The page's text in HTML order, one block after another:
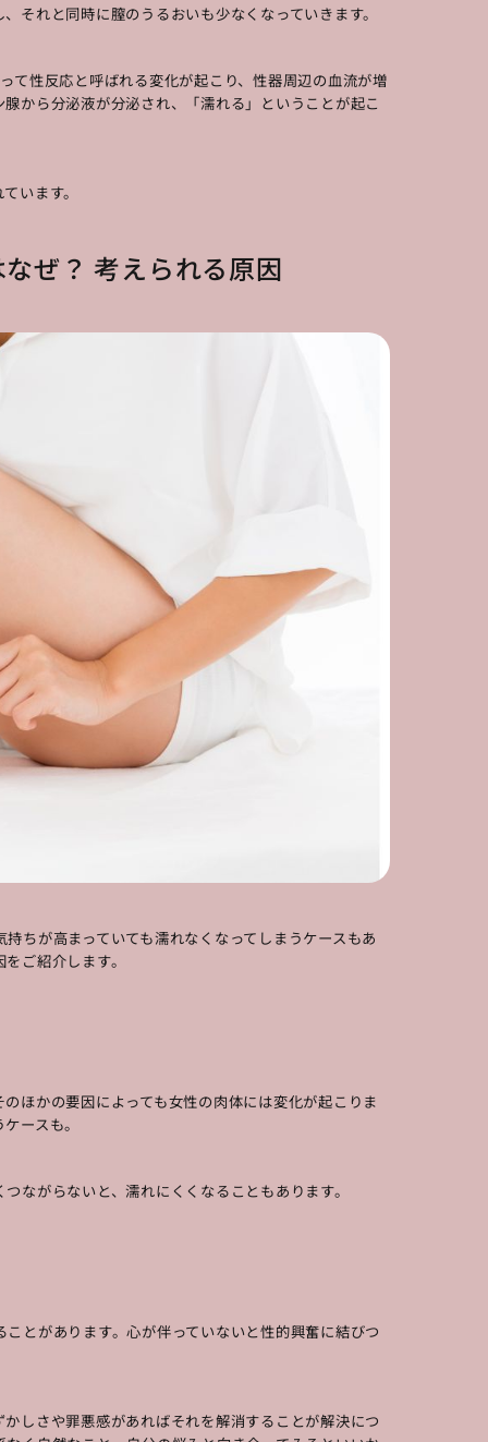
それと同時に膣のうるおいも少なくなっていきます。
て性反応と呼ばれる変化が起こり、性器周辺の血流が増
から分泌液が分泌され、「濡れる」ということが起こ
います。
ぜ？ 考えられる原因
ちが高まっていても濡れなくなってしまうケースもあ
ご紹介します。
ほかの要因によっても女性の肉体には変化が起こりま
ースも。
ながらないと、濡れにくくなることもあります。
とがあります。心が伴っていないと性的興奮に結びつ
しさや罪悪感があればそれを解消することが解決につ